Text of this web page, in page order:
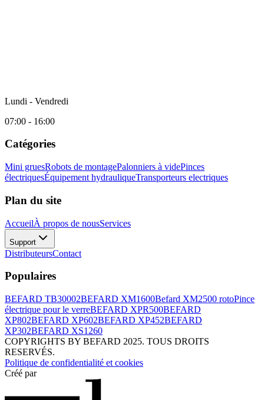
Lundi - Vendredi
07:00 - 16:00
Catégories
Mini gruesRobots de montagePalonniers à videPinces
électriquesÉquipement hydrauliqueTransporteurs electriques
Plan du site
AccueilÀ propos de nousServices
Support
DistributeursContact
Populaires
BEFARD TB30002BEFARD XM1600Befard XM2500 rotoPince
électrique pour le verreBEFARD XPR500BEFARD
XP802BEFARD XP602BEFARD XP452BEFARD
XP302BEFARD XS1260
COPYRIGHTS BY BEFARD 2025. TOUS DROITS
RESERVÉS.
Politique de confidentialité et cookies
Créé par